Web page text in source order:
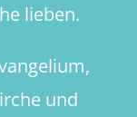
lieben.
und